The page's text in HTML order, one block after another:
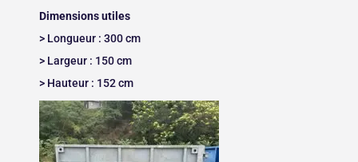
Dimensions utiles
> Longueur : 300 cm
> Largeur : 150 cm
> Hauteur : 152 cm